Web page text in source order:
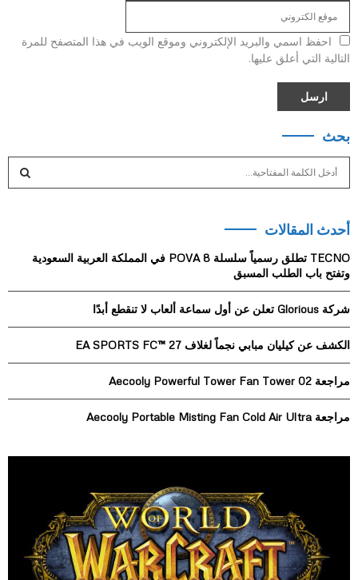
احفظ اسمي والبريد الإلكتروني وموقع الويب في هذا المتصفح للمرة
التالية التي أعلق عليها.
بحث
c
f
o
:
C
H
أحدث المقالات
TECNO تطلق رسمياً سلسلة POVA 8 في المملكة العربية السعودية
وتفتح باب الطلب المسبق
شركة Glorious تعلن عن أول سماعة ألعاب لا تنقطع أبدًا
الكشف عن كيليان مبابي نجماً لغلاف EA SPORTS FC™ 27
مراجعة Aecooly Powerful Tower Fan Tower 02
مراجعة Aecooly Portable Misting Fan Cold Air Ultra